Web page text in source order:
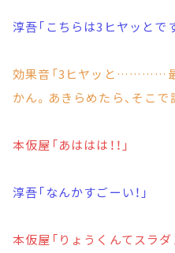
淳吾「こちらは3ヒヤッとで
効果音「3ヒヤッと…………
かん。あきらめたら、そこで
本仮屋「あははは！！」
淳吾「なんかすごーい！」
本仮屋「りょうくんてスラ